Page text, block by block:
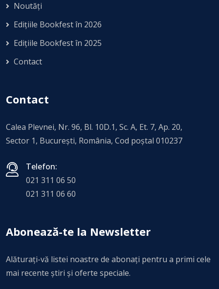
Noutăți
Edițiile Bookfest în 2026
Edițiile Bookfest în 2025
Contact
Contact
Calea Plevnei, Nr. 96, Bl. 10D.1, Sc. A, Et. 7, Ap. 20,
Sector 1, Bucureşti, România, Cod poștal 010237
Telefon:
021 311 06 50
021 311 06 60
Abonează-te la Newsletter
Alăturați-vă listei noastre de abonați pentru a primi cele
mai recente știri și oferte speciale.